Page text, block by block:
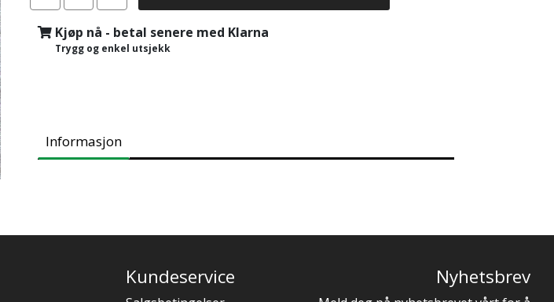
Kjøp nå - betal senere med Klarna
Trygg og enkel utsjekk
Informasjon
Kundeservice Nyhetsbrev